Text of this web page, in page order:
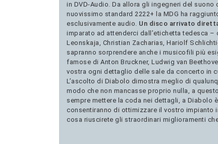
in DVD-Audio. Da allora gli ingegneri del
nuovissimo standard 2222+ la MDG ha
esclusivamente audio. Un disco arrivato
imparato ad attenderci dall’etichetta tedesca
Leonskaja, Christian Zacharias, Hariolf
sapranno sorprendere anche i musicofili più
famose di Anton Bruckner, Ludwig van
vostra ogni dettaglio delle sale da concerto in
L’ascolto di Diabolo dimostra meglio di
modo che non mancasse proprio nulla, a
sempre mettere la coda nei dettagli, a Diabolo
consentiranno di ottimizzare il vostro impianto
cosa riuscirete gli straordinari miglioramenti